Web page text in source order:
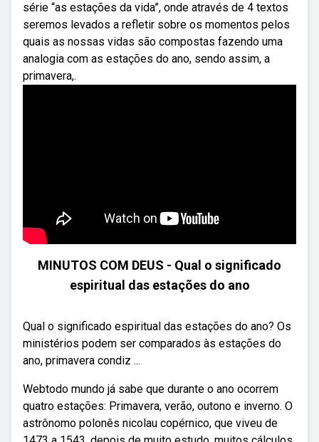
série “as estações da vida”, onde através de 4 textos
seremos levados a refletir sobre os momentos pelos
quais as nossas vidas são compostas fazendo uma
analogia com as estações do ano, sendo assim, a
primavera,.
MINUTOS COM DEUS - Qual o significado
espiritual das estações do ano
Qual o significado espiritual das estações do ano? Os
ministérios podem ser comparados às estações do
ano, primavera condiz ...
Webtodo mundo já sabe que durante o ano ocorrem
quatro estações: Primavera, verão, outono e inverno. O
astrônomo polonês nicolau copérnico, que viveu de